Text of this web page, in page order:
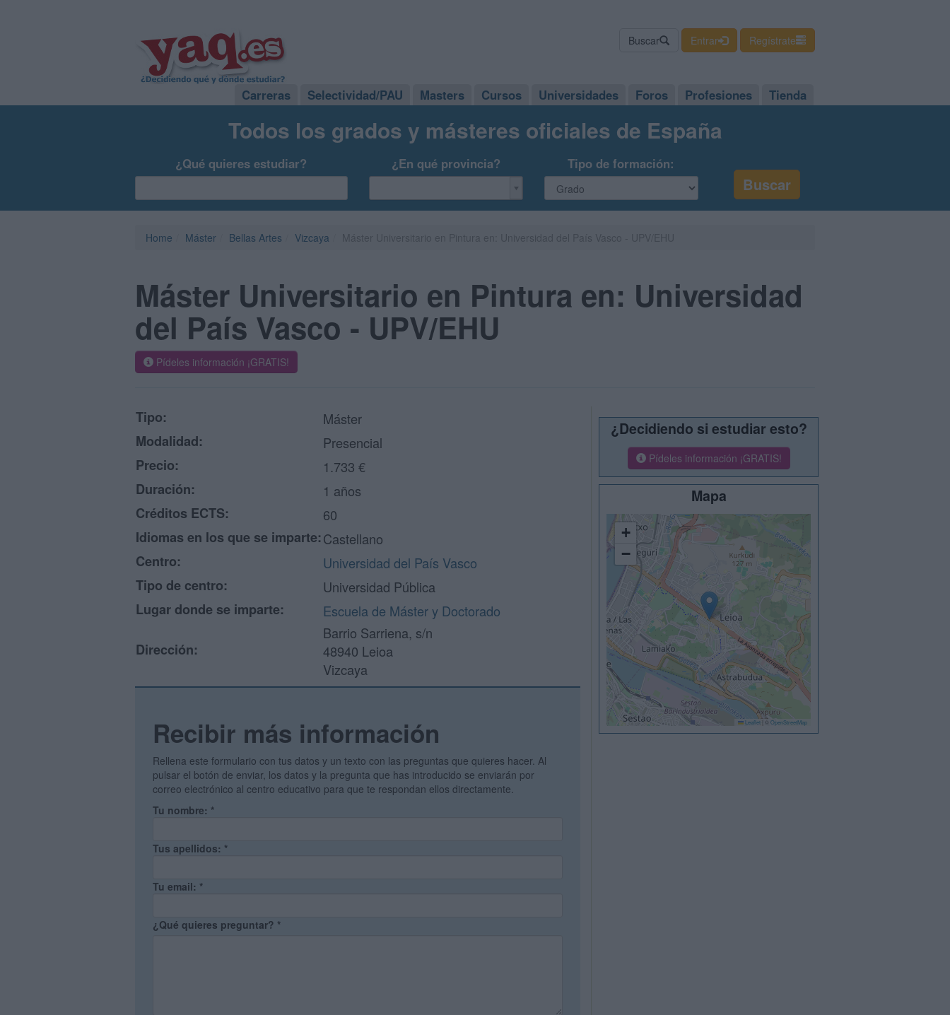
Buscar Entrar Regístrate
Carreras Selectividad/PAU Masters Cursos Universidades Foros Profesiones Tienda
Todos los grados y másteres oficiales de España
¿Qué quieres estudiar? ¿En qué provincia? Tipo de formación:
Home Máster Bellas Artes Vizcaya
Máster Universitario en Pintura en: Universidad
del País Vasco - UPV/EHU
Pídeles información ¡GRATIS!
Tipo:
Máster
Modalidad:
Presencial
Precio:
1.733 €
Duración:
1 años
Créditos ECTS:
60
Idiomas en los que se imparte:Castellano
Centro:
Universidad del País Vasco
Tipo de centro:
Universidad Pública
Lugar donde se imparte:
Escuela de Máster y Doctorado
Dirección:
Barrio Sarriena, s/n
48940 Leioa
Vizcaya
Recibir más información
Rellena este formulario con tus datos y un texto con las preguntas que quieres hacer. Al
pulsar el botón de enviar, los datos y la pregunta que has introducido se enviarán por
correo electrónico al centro educativo para que te respondan ellos directamente.
Tu nombre: *
Tus apellidos: *
Tu email: *
¿Qué quieres preguntar? *
¿Decidiendo si estudiar esto?
Pídeles información ¡GRATIS!
Mapa
+
−
Leaflet © OpenStreetMap